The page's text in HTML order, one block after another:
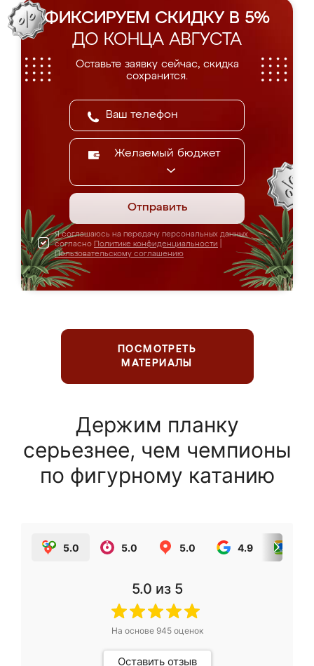
ФИКСИРУЕМ СКИДКУ В 5%
ДО КОНЦА АВГУСТА
Оставьте заявку сейчас, скидка
сохранится.
Желаемый бюджет
Отправить
Я соглашаюсь на передачу персональных данных
согласно Политике конфиденциальности
Пользовательскому соглашению
ПОСМОТРЕТЬ
МАТЕРИАЛЫ
Держим планку
серьезнее, чем чемпионы
по фигурному катанию
5.0 5.0 5.0 4.9
5.0 из 5
На основе 945оценок
Оставить отзыв